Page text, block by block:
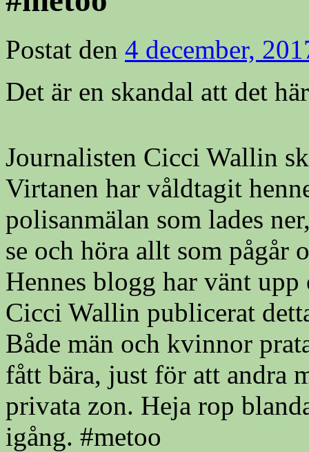
Postat den 4 december,
Det är en skandal att det
Journalisten Cicci Wallin
Virtanen har våldtagit
polisanmälan som lades
se och höra allt som pågår
Hennes blogg har vänt
Cicci Wallin publicerat
Både män och kvinnor
fått bära, just för att andra
privata zon. Heja rop
igång. #metoo